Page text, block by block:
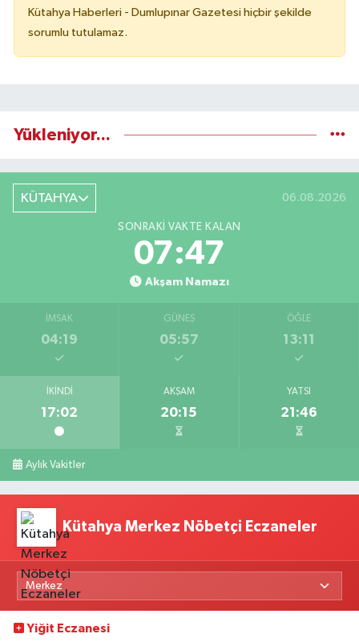
Kütahya Haberleri - Dumlupınar Gazetesi hiçbir şekilde
sorumlu tutulamaz.
Yükleniyor...
KÜTAHYA 06.08.2026
SONRAKI VAKTE KALAN
07:46
Akşam Namazı
İMSAK
04:19
GÜNEŞ
05:57
ÖĞLE
13:11
İKINDI
17:02
AKŞAM
20:15
YATSI
21:46
Aylık Vakitler
Kütahya Merkez Nöbetçi Eczaneler
Yiğit Eczanesi